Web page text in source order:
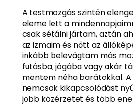
A testmozgás szintén
eleme lett a
csak sétálni jártam, aztán
az izmaim és nőtt az
inkább belevágtam más
futásba, jógába vagy akár
mentem néha barátokkal.
nemcsak kikapcsolódást
jobb közérzetet és több